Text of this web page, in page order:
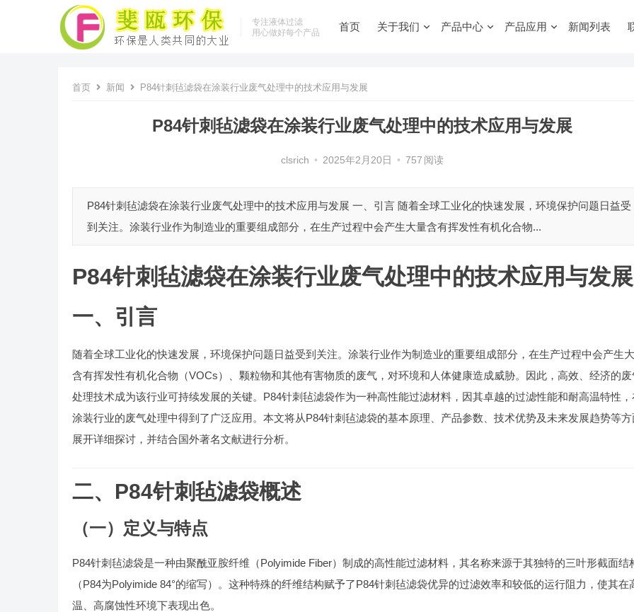
专注液体过滤
用心做好每个产品
首页 关于我们 产品中心 产品应用 新闻列表
首页 新闻 P84针刺毡滤袋在涂装行业废气处理中的技术应用与发展
P84针刺毡滤袋在涂装行业废气处理中的技术应用与发展
clsrich • 2025年2月20日 • 757 阅读
P84针刺毡滤袋在涂装行业废气处理中的技术应用与发展 一、引言 随着全球工业化的快速发展，环境保护问题日益受
到关注。涂装行业作为制造业的重要组成部分，在生产过程中会产生大量含有挥发性有机化合物...
P84针刺毡滤袋在涂装行业废气处理中的技术应用与发展
一、引言
随着全球工业化的快速发展，环境保护问题日益受到关注。涂装行业作为制造业的重要组成部分，在生产过程中会产生
含有挥发性有机化合物（VOCs）、颗粒物和其他有害物质的废气，对环境和人体健康造成威胁。因此，高效、经济的废
处理技术成为该行业可持续发展的关键。P84针刺毡滤袋作为一种高性能过滤材料，因其卓越的过滤性能和耐高温特性，
涂装行业的废气处理中得到了广泛应用。本文将从P84针刺毡滤袋的基本原理、产品参数、技术优势及未来发展趋势等方
展开详细探讨，并结合国外著名文献进行分析。
二、P84针刺毡滤袋概述
（一）定义与特点
P84针刺毡滤袋是一种由聚酰亚胺纤维（Polyimide Fiber）制成的高性能过滤材料，其名称来源于其独特的三叶形截面结
（P84为Polyimide 84°的缩写）。这种特殊的纤维结构赋予了P84针刺毡滤袋优异的过滤效率和较低的运行阻力，使其在
温、高腐蚀性环境下表现出色。